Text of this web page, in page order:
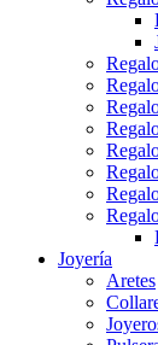
Joyería
Aretes